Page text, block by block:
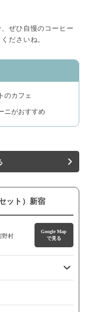
ぜひ自慢のコーヒー
ださいね。
のカフェ
ニがおすすめ
ット）新宿
野村
Google Map
で見る